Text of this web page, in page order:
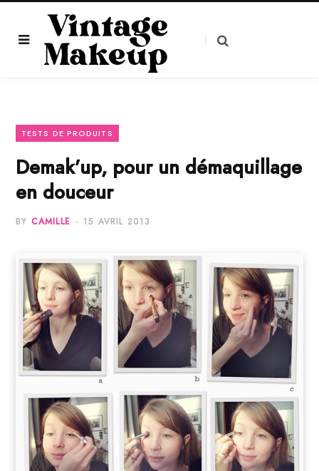
TESTS DE PRODUITS
Demak’up, pour un démaquillage
en douceur
BY CAMILLE 15 AVRIL 2013